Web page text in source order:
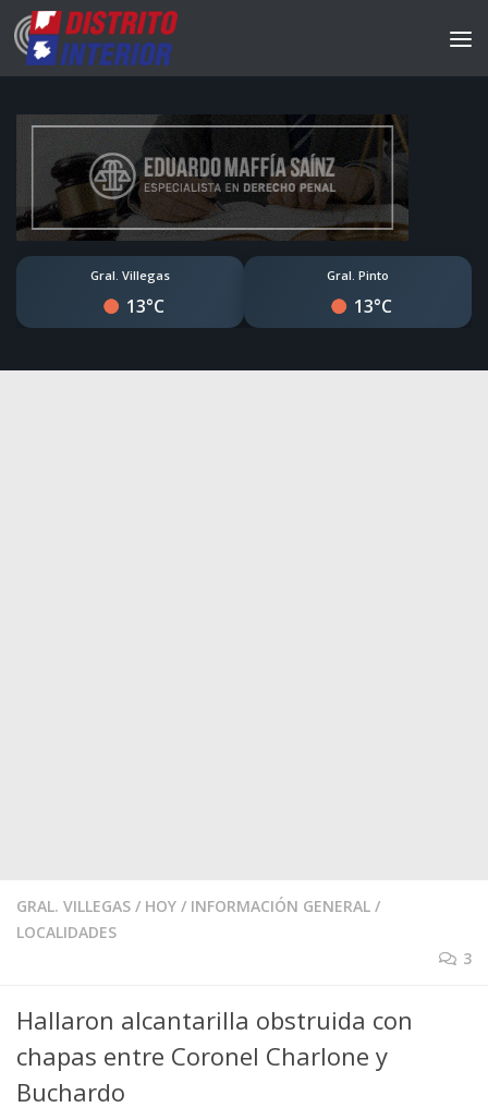
Gral. Villegas
13°C
Gral. Pinto
13°C
GRAL. VILLEGAS / HOY / INFORMACIÓN GENERAL /
LOCALIDADES
3
Hallaron alcantarilla obstruida con
chapas entre Coronel Charlone y
Buchardo